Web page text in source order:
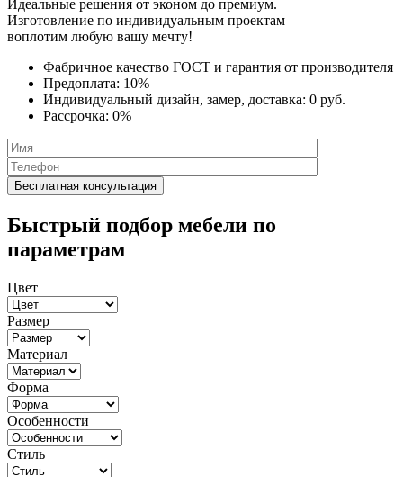
Идеальные решения от эконом до премиум.
Изготовление по индивидуальным проектам —
воплотим любую вашу мечту!
Фабричное качество ГОСТ и гарантия от производителя
Предоплата: 10%
Индивидуальный дизайн, замер, доставка: 0 руб.
Рассрочка: 0%
Быстрый подбор мебели по
параметрам
Цвет
Размер
Материал
Форма
Особенности
Стиль